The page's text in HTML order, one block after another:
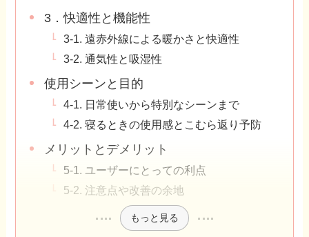
3．快適性と機能性
3-1. 遠赤外線による暖かさと快適性
3-2. 通気性と吸湿性
使用シーンと目的
4-1. 日常使いから特別なシーンまで
4-2. 寝るときの使用感とこむら返り予防
メリットとデメリット
5-1. ユーザーにとっての利点
5-2. 注意点や改善の余地
もっと見る